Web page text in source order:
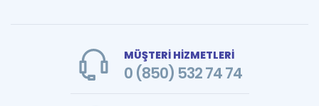
MÜŞTERİ HİZMETLERİ
0 (850) 532 74 74